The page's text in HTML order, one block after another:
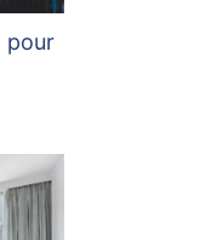
pour